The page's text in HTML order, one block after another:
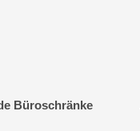
Büroschränke